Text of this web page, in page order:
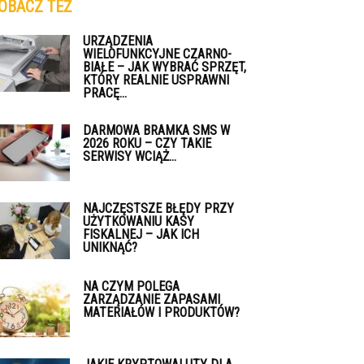
TEŻ
URZĄDZENIA
WIELOFUNKCYJNE CZARNO-
BIAŁE – JAK WYBRAĆ SPRZĘT,
KTÓRY REALNIE USPRAWNI
PRACĘ...
DARMOWA BRAMKA SMS W
2026 ROKU – CZY TAKIE
SERWISY WCIĄŻ...
NAJCZĘSTSZE BŁĘDY PRZY
UŻYTKOWANIU KASY
FISKALNEJ – JAK ICH
UNIKNĄĆ?
NA CZYM POLEGA
ZARZĄDZANIE ZAPASAMI
MATERIAŁÓW I PRODUKTÓW?